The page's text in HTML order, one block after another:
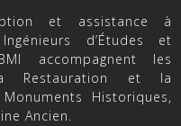
et assistance à
d’Études et
accompagnent les
Restauration et la
Historiques,
Ancien.